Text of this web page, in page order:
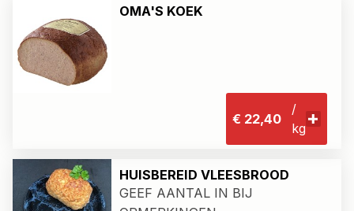
OMA'S KOEK
€ 22,40
/
kg
HUISBEREID VLEESBROOD
GEEF AANTAL IN BIJ